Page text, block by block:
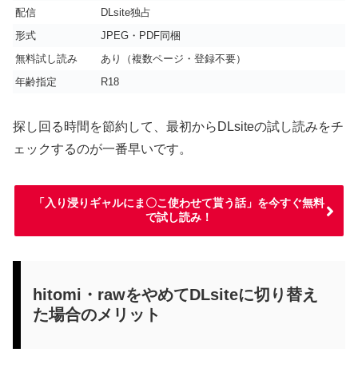
配信
DLsite独占
形式
JPEG・PDF同梱
無料試し読み
あり（複数ページ・登録不要）
年齢指定
R18
探し回る時間を節約して、最初からDLsiteの試し読みをチ
ェックするのが一番早いです。
「入り浸りギャルにま〇こ使わせて貰う話」を今すぐ無料
で試し読み！
hitomi・rawをやめてDLsiteに切り替え
た場合のメリット